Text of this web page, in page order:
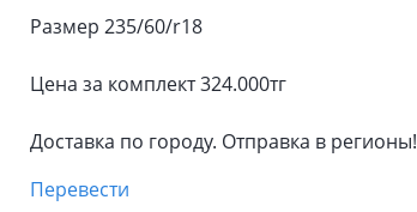
Размер 235/60/r18
Цена за комплект 324.000тг
Доставка по городу. Отправка в регионы!
Перевести